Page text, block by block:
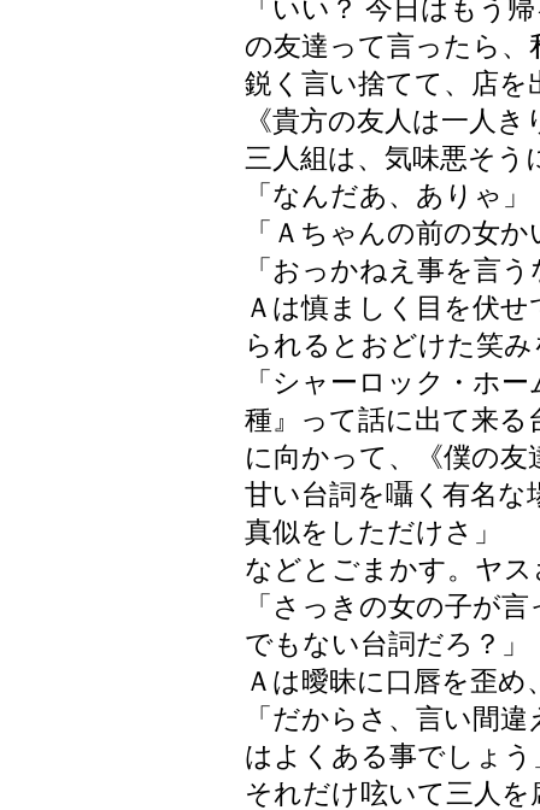
「いい？ 今日はもう
の友達って言ったら、
鋭く言い捨てて、店を
《貴方の友人は一人
三人組は、気味悪そう
「なんだあ、ありゃ」
「Ａちゃんの前の女か
「おっかねえ事を言
Ａは慎ましく目を伏
られるとおどけた笑
「シャーロック・ホ
種』って話に出て来
に向かって、《僕の
甘い台詞を囁く有名
真似をしただけさ」
などとごまかす。ヤ
「さっきの女の子が
でもない台詞だろ？」
Ａは曖昧に口唇を歪め
「だからさ、言い間
はよくある事でしょう
それだけ呟いて三人